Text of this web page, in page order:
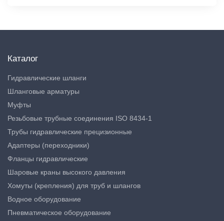
Каталог
Гидравлические шланги
Шланговые арматуры
Муфты
Резьбовые трубные соединения ISO 8434-1
Трубы гидравлические прецизионные
Адаптеры (переходники)
Фланцы гидравлические
Шаровые краны высокого давления
Хомуты (крепления) для труб и шлангов
Водное оборудование
Пневматическое оборудование